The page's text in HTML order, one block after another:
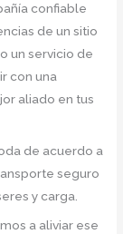
confiable
de un sitio
un servicio de
con una
aliado en tus
de acuerdo a
seguro
y carga.
a aliviar ese